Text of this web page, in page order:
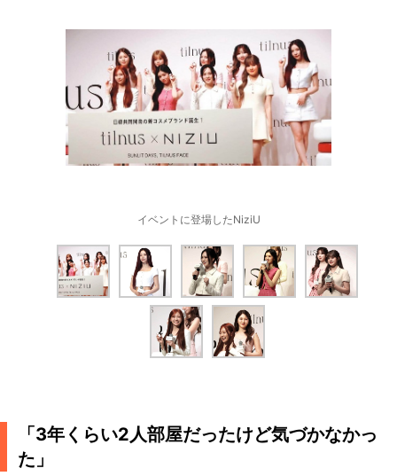
イベントに登場したNiziU
「3年くらい2人部屋だったけど気づかなかっ
た」